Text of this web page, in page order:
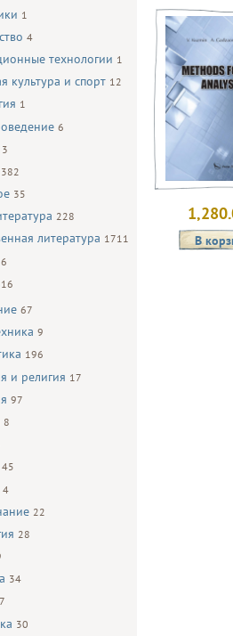
1
4
технологии 1
культура и спорт 12
1
6
3
35
228
литература 1711
67
9
196
и религия 17
97
8
45
4
22
28
34
30